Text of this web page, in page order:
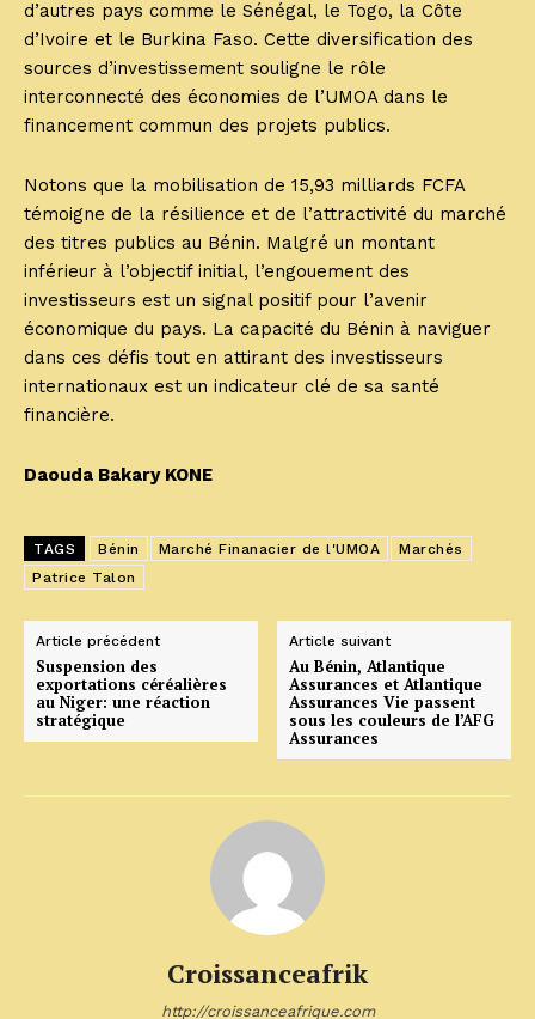
d’autres pays comme le Sénégal, le Togo, la Côte
d’Ivoire et le Burkina Faso. Cette diversification des
sources d’investissement souligne le rôle
interconnecté des économies de l’UMOA dans le
financement commun des projets publics.
Notons que la mobilisation de 15,93 milliards FCFA
témoigne de la résilience et de l’attractivité du marché
des titres publics au Bénin. Malgré un montant
inférieur à l’objectif initial, l’engouement des
investisseurs est un signal positif pour l’avenir
économique du pays. La capacité du Bénin à naviguer
dans ces défis tout en attirant des investisseurs
internationaux est un indicateur clé de sa santé
financière.
Daouda Bakary KONE
TAGS Bénin Marché Finanacier de l'UMOA
Marchés
Patrice Talon
Article précédent
Suspension des
exportations céréalières
au Niger: une réaction
stratégique
Article suivant
Au Bénin, Atlantique
Assurances et Atlantique
Assurances Vie passent
sous les couleurs de l’AFG
Assurances
Croissanceafrik
http://croissanceafrique.com